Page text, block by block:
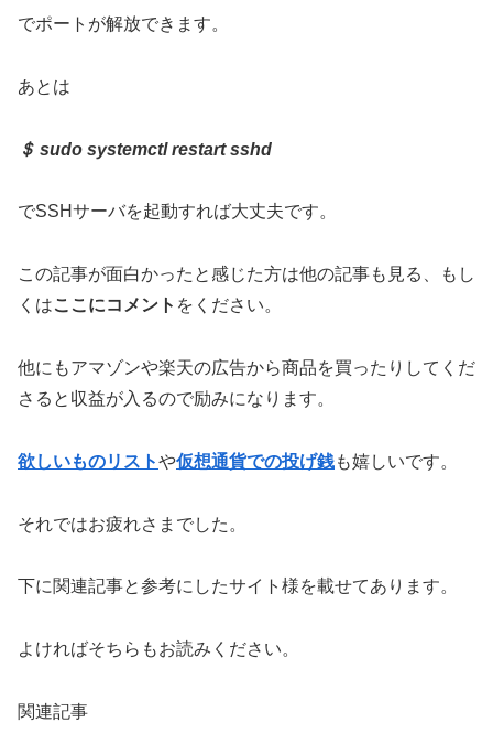
でポートが解放できます。
あとは
＄ sudo systemctl restart sshd
でSSHサーバを起動すれば大丈夫です。
この記事が面白かったと感じた方は他の記事も見る、もし
くはここ にコメント をください。
他にもアマゾンや楽天の広告から商品を買ったりしてくだ
さると収益が入るので励みになります。
欲しいものリストや仮想通貨での投げ銭も嬉しいです。
それではお疲れさまでした。
下に関連記事と参考にしたサイト様を載せてあります。
よければそちらもお読みください。
関連記事